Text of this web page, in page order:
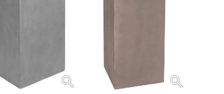
search search